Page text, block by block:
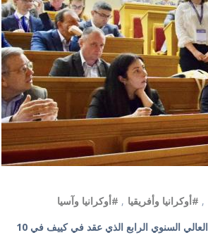
, #أوكرانيا وأفريقيا , #أوكرانيا وآسيا
كييف/ أوكرانيا بالعربية/ صرح د. محمد فرج الله في مداخلة له بمؤتمر التعليم العالي السنوي الرابع الذي عقد في كييف في 10